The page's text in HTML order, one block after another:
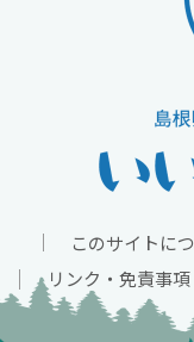
このサイトに
リンク・免責事項